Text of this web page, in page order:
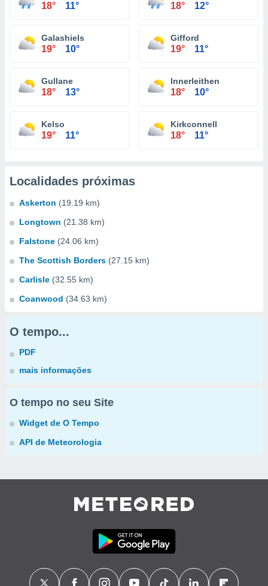
18° 11° 18° 12°
Galashiels
19° 10°
Gifford
19° 11°
Gullane
18° 13°
Innerleithen
18° 10°
Kelso
19° 11°
Kirkconnell
18° 11°
Localidades próximas
Askerton (19.19 km)
Longtown (21.38 km)
Falstone (24.06 km)
The Scottish Borders (27.15 km)
Carlisle (32.55 km)
Coanwood (34.63 km)
O tempo...
PDF
mais informações
O tempo no seu Site
Widget de O Tempo
API de Meteorologia